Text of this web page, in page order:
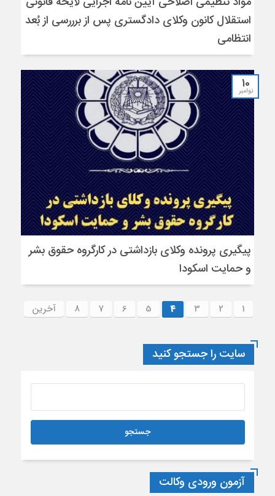
استقلال کانون وکلای دادگستری پس از برررسی از بُعد
انتظامی
10
نوامبر
پیگیری پرونده وکلای بازداشتی در کارگروه حقوق بشر
و حمایت اسکودا
1
2
3
4
5
6
7
8 آخرین
سایت را جستجو کنید
آزمون ورودی وکالت